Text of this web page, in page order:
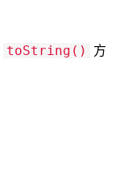
toString()
方